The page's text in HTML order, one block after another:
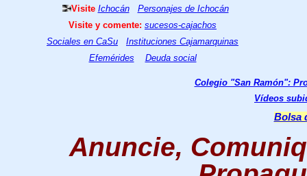
Visite Ichocán
Personajes de Ichocán
Visite y comente: sucesos-cajachos
Sociales en CaSu
Instituciones Cajamarquinas
Efemérides
Deuda social
Colegio "San Ramón":
Vídeos
Bolsa
Anuncie,